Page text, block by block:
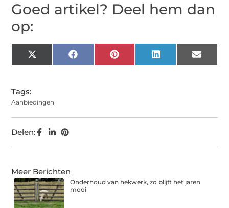
Goed artikel? Deel hem dan
op:
X
(Twitter)
Facebook Pinterest LinkedIn Email
Tags:
Aanbiedingen
Delen:
Meer Berichten
Onderhoud van hekwerk, zo blijft het jaren
mooi